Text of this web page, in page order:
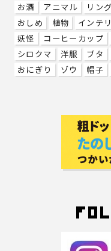
お酒
アニマル リング
おしめ
植物 インテ
妖怪
コーヒーカップ
シロクマ
洋服 ブタ
おにぎり
ゾウ 帽子